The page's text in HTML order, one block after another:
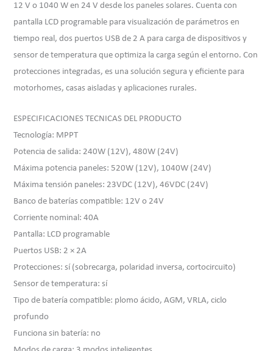
12 V o 1040 W en 24 V desde los paneles solares. Cuenta con
pantalla LCD programable para visualización de parámetros en
tiempo real, dos puertos USB de 2 A para carga de dispositivos y
sensor de temperatura que optimiza la carga según el entorno. Con
protecciones integradas, es una solución segura y eficiente para
motorhomes, casas aisladas y aplicaciones rurales.
ESPECIFICACIONES TECNICAS DEL PRODUCTO
Tecnología: MPPT
Potencia de salida: 240W (12V), 480W (24V)
Máxima potencia paneles: 520W (12V), 1040W (24V)
Máxima tensión paneles: 23VDC (12V), 46VDC (24V)
Banco de baterías compatible: 12V o 24V
Corriente nominal: 40A
Pantalla: LCD programable
Puertos USB: 2 × 2A
Protecciones: sí (sobrecarga, polaridad inversa, cortocircuito)
Sensor de temperatura: sí
Tipo de batería compatible: plomo ácido, AGM, VRLA, ciclo
profundo
Funciona sin batería: no